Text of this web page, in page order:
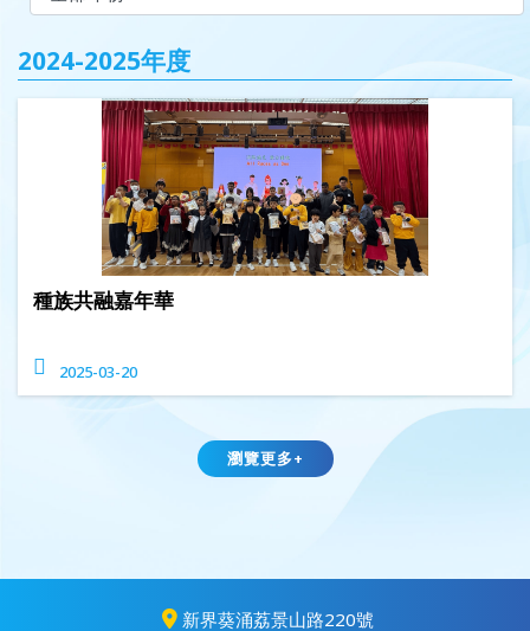
2024-2025年度
種族共融嘉年華
2025-03-20
瀏覽更多+
新界葵涌荔景山路220號